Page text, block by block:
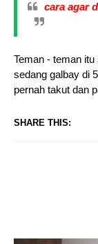
cara agar
Teman - teman
sedang galbay di
pernah takut dan
SHARE THIS: